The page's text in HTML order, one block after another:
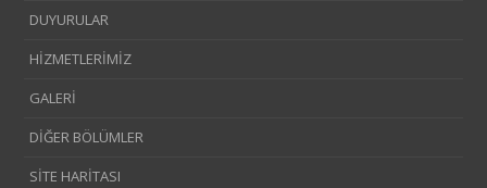
DUYURULAR
HİZMETLERİMİZ
GALERİ
DİĞER BÖLÜMLER
SİTE HARİTASI